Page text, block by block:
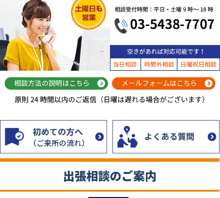
相談方法の説明はこちら